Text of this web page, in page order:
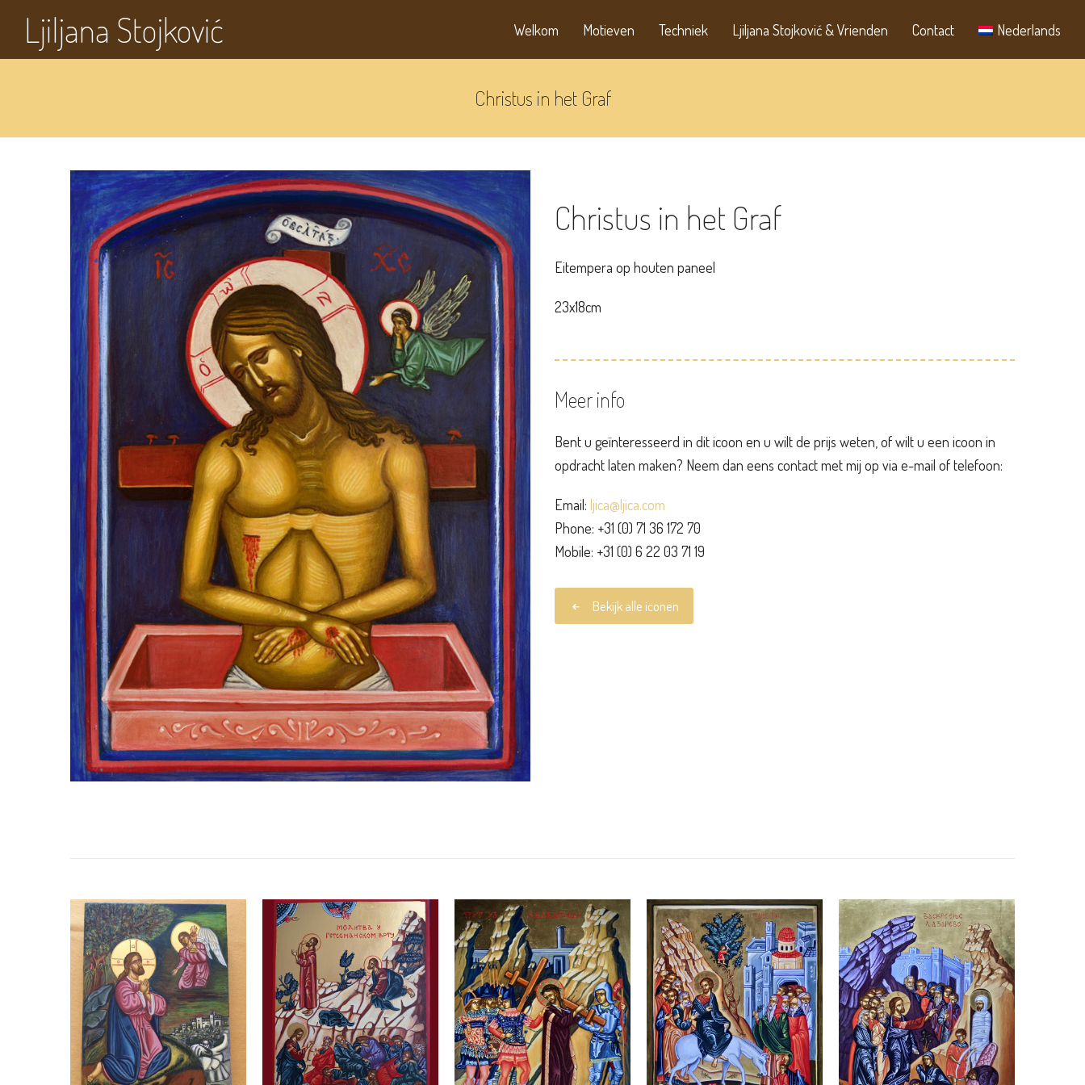
Ljiljana Stojković Welkom Motieven Techniek Ljiljana Stojković & Vrienden Contact Nederlands
Christus in het Graf
Christus in het Graf
Eitempera op houten paneel
23x18cm
Meer info
Bent u geïnteresseerd in dit icoon en u wilt de prijs weten, of wilt u een icoon in
opdracht laten maken? Neem dan eens contact met mij op via e-mail of telefoon:
Email: ljica@ljica.com
Phone: +31 (0) 71 36 172 70
Mobile: +31 (0) 6 22 03 71 19
Bekijk alle iconen